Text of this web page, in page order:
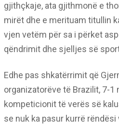
gjithçkaje, ata gjithmonë e
mirët dhe e merituam titullin
vjen vetëm për sa i përket
qëndrimit dhe sjelljes së
Edhe pas shkatërrimit që
organizatorëve të Brazilit, 7-1
kompeticionit të verës së
se nuk ka pasur kurrë